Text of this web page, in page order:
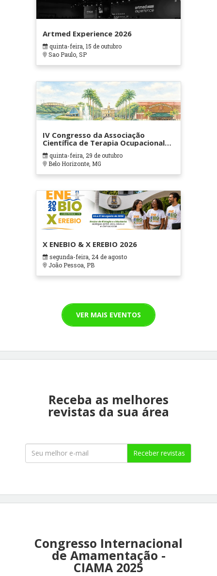
Artmed Experience 2026
quinta-feira, 15 de outubro
Sao Paulo, SP
IV Congresso da Associação
Científica de Terapia Ocupacional
em Contextos Hospitalares e
Cuidados Paliativos - ATOHOSP
quinta-feira, 29 de outubro
Belo Horizonte, MG
X ENEBIO & X EREBIO 2026
segunda-feira, 24 de agosto
João Pessoa, PB
VER MAIS EVENTOS
Receba as melhores
revistas da sua área
Receber revistas
Congresso Internacional
de Amamentação -
CIAMA 2025